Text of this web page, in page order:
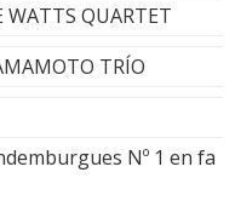
QUARTET
TRÍO
Nº 1 en fa